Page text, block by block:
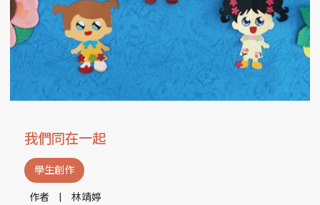
我們同在一起
學生創作
作者
林靖婷